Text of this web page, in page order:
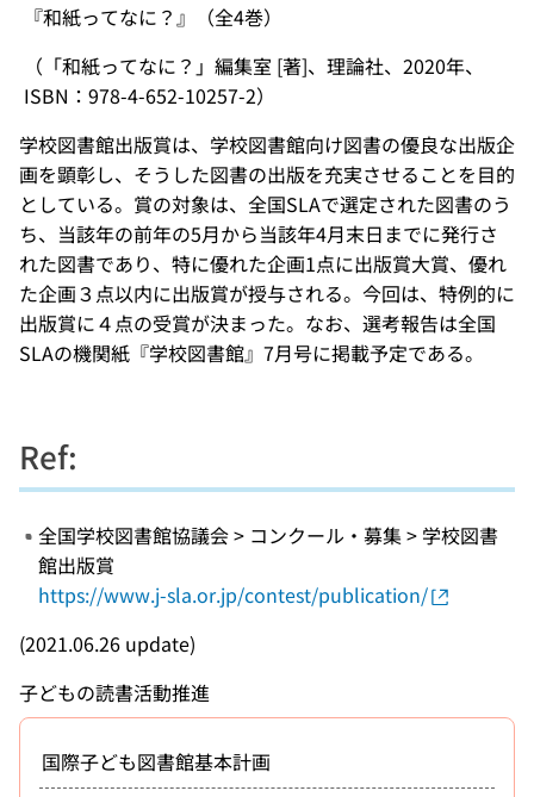
『和紙ってなに？』（全4巻）
（「和紙ってなに？」編集室 [著]、理論社、2020年、
ISBN：978-4-652-10257-2）
学校図書館出版賞は、学校図書館向け図書の優良な出版企
画を顕彰し、そうした図書の出版を充実させることを目的
としている。賞の対象は、全国SLAで選定された図書のう
ち、当該年の前年の5月から当該年4月末日までに発行さ
れた図書であり、特に優れた企画1点に出版賞大賞、優れ
た企画３点以内に出版賞が授与される。今回は、特例的に
出版賞に４点の受賞が決まった。なお、選考報告は全国
SLAの機関紙『学校図書館』7月号に掲載予定である。
Ref:
全国学校図書館協議会 > コンクール・募集 > 学校図書
館出版賞
https://www.j-sla.or.jp/contest/publication/
(2021.06.26 update)
子どもの読書活動推進
国際子ども図書館基本計画